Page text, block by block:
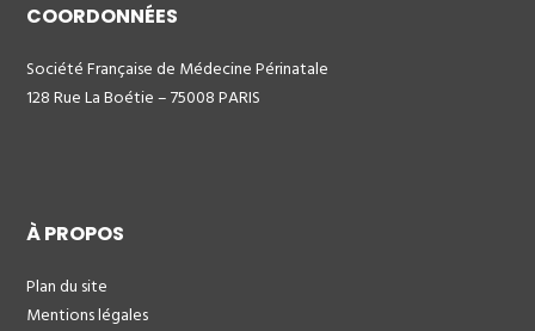
COORDONNÉES
Société Française de Médecine Périnatale
128 Rue La Boétie – 75008 PARIS
À PROPOS
Plan du site
Mentions légales